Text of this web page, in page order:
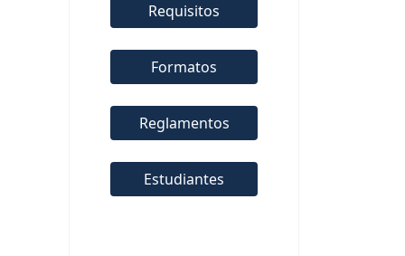
Requisitos
Formatos
Reglamentos
Estudiantes